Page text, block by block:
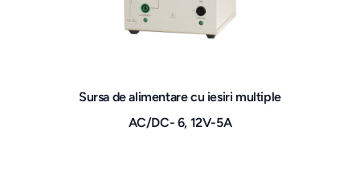
Sursa de alimentare cu iesiri multiple
AC/DC- 6, 12V-5A